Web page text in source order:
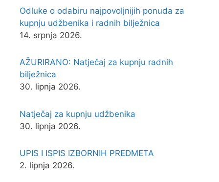
Odluke o odabiru najpovoljnijih ponuda za
kupnju udžbenika i radnih bilježnica
14. srpnja 2026.
AŽURIRANO: Natječaj za kupnju radnih
bilježnica
30. lipnja 2026.
Natječaj za kupnju udžbenika
30. lipnja 2026.
UPIS I ISPIS IZBORNIH PREDMETA
2. lipnja 2026.